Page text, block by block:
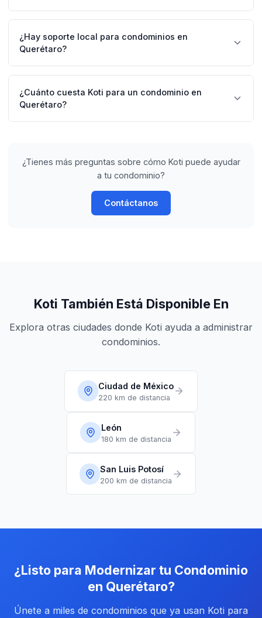
Sí, Koti facilita la transición de desarrollador a
unidades, residentes iniciales, y configurar el sistema
¿Hay soporte local para condominios en
Querétaro?
conoce las necesidades específicas del mercado
¿Cuánto cuesta Koti para un condominio en
Querétaro?
¿Tienes más preguntas sobre cómo Koti puede ayudar
a tu condominio?
Contáctanos
Koti También Está Disponible En
Explora otras ciudades donde Koti ayuda a administrar
condominios.
Ciudad de México
220 km de distancia
León
180 km de distancia
San Luis Potosí
200 km de distancia
¿Listo para Modernizar tu Condominio
en Querétaro?
Únete a miles de condominios que ya usan Koti para